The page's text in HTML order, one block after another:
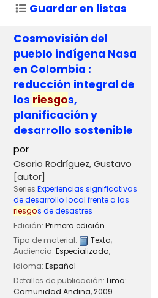
Guardar en listas
Cosmovisión del
pueblo indígena Nasa
en Colombia :
reducción integral de
los riesgos,
planificación y
desarrollo sostenible
por
Osorio Rodríguez, Gustavo
[autor]
Series Experiencias significativas
de desarrollo local frente a los
riesgos de desastres
Edición: Primera edición
Tipo de material:
Texto;
Audiencia: Especializado;
Idioma: Español
Detalles de publicación: Lima:
Comunidad Andina,2009